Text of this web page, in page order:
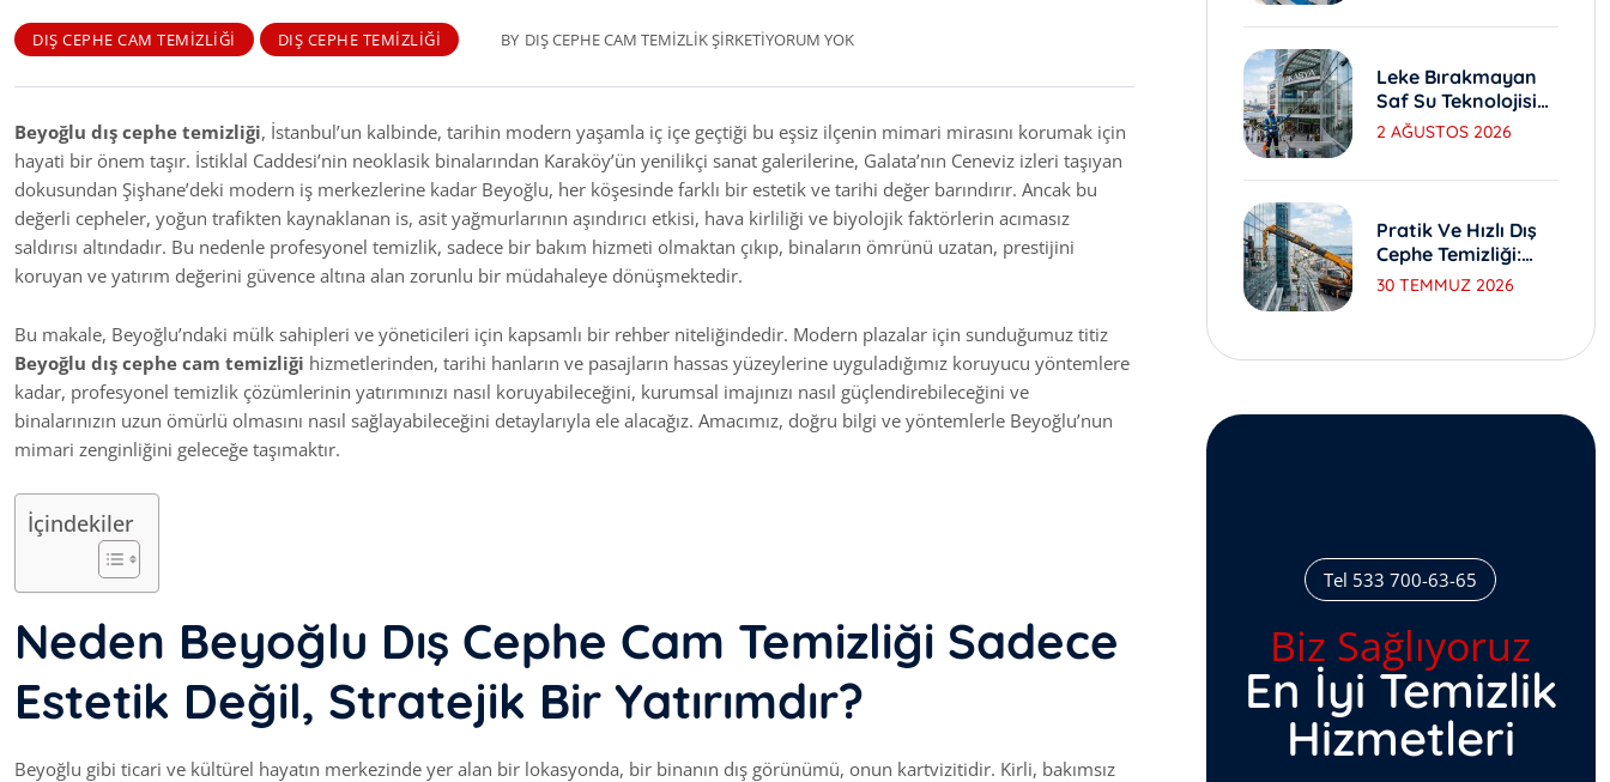
DIŞ CEPHE CAM TEMIZLIĞI DIŞ CEPHE TEMIZLIĞI BY DIŞ CEPHE CAM TEMIZLIK ŞIRKETIYORUM YOK
Beyoğlu dış cephe temizliği, İstanbul’un kalbinde, tarihin modern yaşamla iç içe geçtiği bu eşsiz ilçenin mimari mirasını korumak için
hayati bir önem taşır. İstiklal Caddesi’nin neoklasik binalarından Karaköy’ün yenilikçi sanat galerilerine, Galata’nın Ceneviz izleri taşıyan
dokusundan Şişhane’deki modern iş merkezlerine kadar Beyoğlu, her köşesinde farklı bir estetik ve tarihi değer barındırır. Ancak bu
değerli cepheler, yoğun trafikten kaynaklanan is, asit yağmurlarının aşındırıcı etkisi, hava kirliliği ve biyolojik faktörlerin acımasız
saldırısı altındadır. Bu nedenle profesyonel temizlik, sadece bir bakım hizmeti olmaktan çıkıp, binaların ömrünü uzatan, prestijini
koruyan ve yatırım değerini güvence altına alan zorunlu bir müdahaleye dönüşmektedir.
Bu makale, Beyoğlu’ndaki mülk sahipleri ve yöneticileri için kapsamlı bir rehber niteliğindedir. Modern plazalar için sunduğumuz titiz
Beyoğlu dış cephe cam temizliği hizmetlerinden, tarihi hanların ve pasajların hassas yüzeylerine uyguladığımız koruyucu yöntemlere
kadar, profesyonel temizlik çözümlerinin yatırımınızı nasıl koruyabileceğini, kurumsal imajınızı nasıl güçlendirebileceğini ve
binalarınızın uzun ömürlü olmasını nasıl sağlayabileceğini detaylarıyla ele alacağız. Amacımız, doğru bilgi ve yöntemlerle Beyoğlu’nun
mimari zenginliğini geleceğe taşımaktır.
İçindekiler
Neden Beyoğlu Dış Cephe Cam Temizliği Sadece
Estetik Değil, Stratejik Bir Yatırımdır?
Beyoğlu gibi ticari ve kültürel hayatın merkezinde yer alan bir lokasyonda, bir binanın dış görünümü, onun kartvizitidir. Kirli, bakımsız
Leke Bırakmayan
Saf Su Teknolojisi
Ile Dış Cephe
2 AĞUSTOS 2026
Pratik Ve Hızlı Dış
Cephe Temizliği:
Sepetli Vinç
30 TEMMUZ 2026
Tel 533 700-63-65
Biz Sağlıyoruz
En İyi Temizlik
Hizmetleri